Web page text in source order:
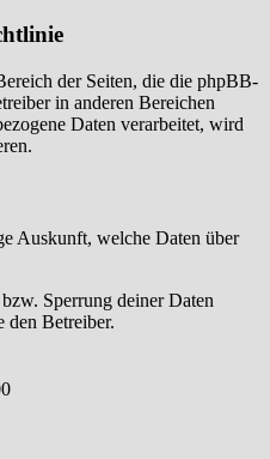
der Seiten, die die phpBB-
in anderen Bereichen
Daten verarbeitet, wird
Auskunft, welche Daten über
Sperrung deiner Daten
den Betreiber.